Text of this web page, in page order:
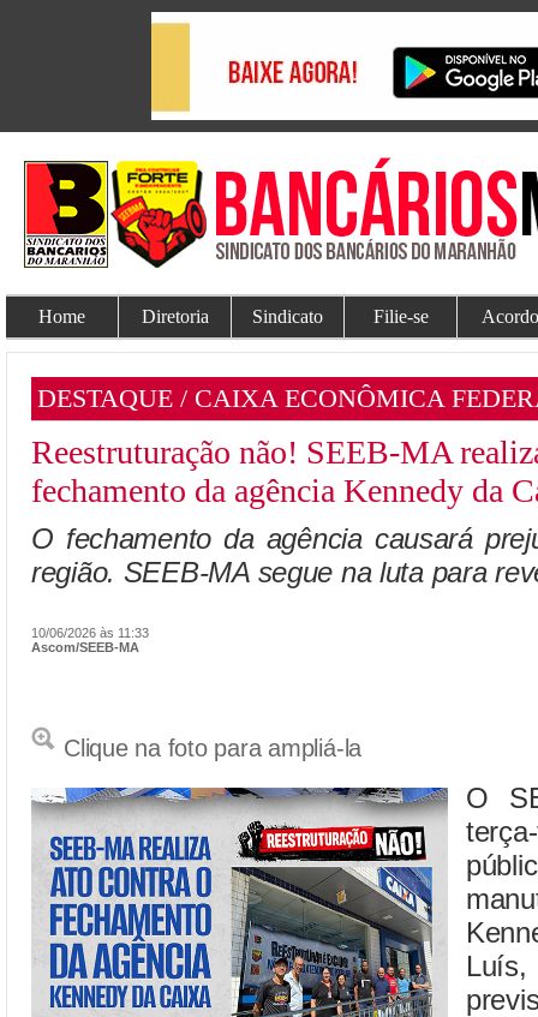
Home Diretoria Sindicato Filie-se
DESTAQUE / CAIXA ECONÔMICA
Reestruturação não! SEEB-MA
fechamento da agência Kennedy da
O fechamento da agência causará
região. SEEB-MA segue na luta para
10/06/2026 às 11:33
Ascom/SEEB-MA
Clique na foto para ampliá-la
O